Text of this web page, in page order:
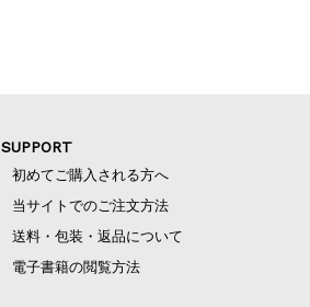
SUPPORT
初めてご購入される方へ
当サイトでのご注文方法
送料・包装・返品について
電子書籍の閲覧方法